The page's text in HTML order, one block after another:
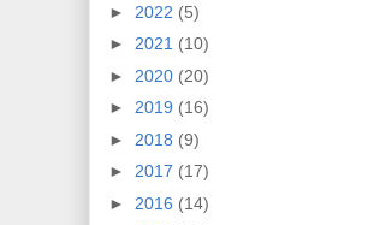
► 2022 (5)
► 2021 (10)
► 2020 (20)
► 2019 (16)
► 2018 (9)
► 2017 (17)
► 2016 (14)